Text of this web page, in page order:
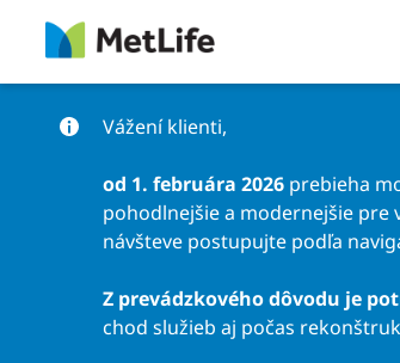
Preskočiť na obsah
Vážení klienti,
od 1. februára 2026 prebieha
pohodlnejšie a modernejšie pre
návšteve postupujte podľa
Z prevádzkového dôvodu je
chod služieb aj počas